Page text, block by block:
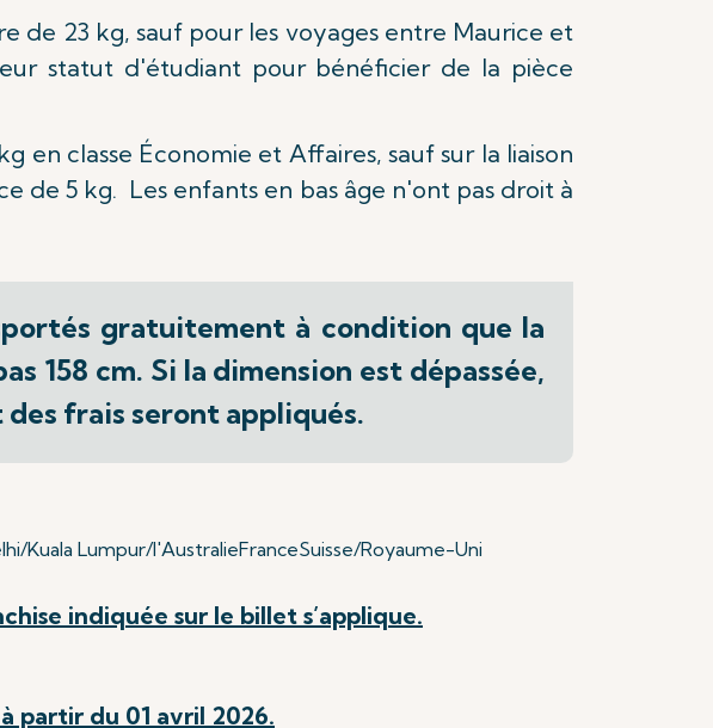
de 23 kg, sauf pour les voyages entre Maurice et
statut d'étudiant pour bénéficier de la pièce
en classe Économie et Affaires, sauf sur la liaison
de 5 kg. Les enfants en bas âge n'ont pas droit à
gratuitement à condition que la
158 cm. Si la dimension est dépassée,
frais seront appliqués.
Kuala Lumpur/l'AustralieFranceSuisse/Royaume-Uni
indiquée sur le billet s’applique.
partir du 01 avril 2026.